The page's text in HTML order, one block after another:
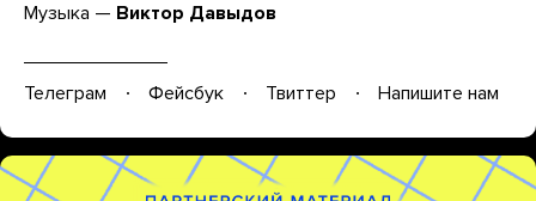
Музыка — Виктор Давыдов
Телеграм Фейсбук Твиттер Напишите нам